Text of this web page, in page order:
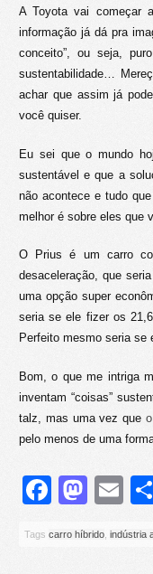
A Toyota vai começar
informação já dá pra
conceito”, ou seja,
sustentabilidade…
achar que assim já
você quiser.
Eu sei que o mundo
sustentável e que a
não acontece e tudo
melhor é sobre eles que
O Prius é um carro
desaceleração, que
uma opção super
seria se ele fizer os
Perfeito mesmo seria se
Bom, o que me intriga
inventam “coisas”
talz, mas uma vez que
pelo menos de uma
Tags carro híbrido indústria